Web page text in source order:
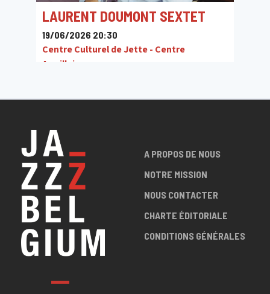
LAURENT DOUMONT SEXTET
19/06/2026 20:30
Centre Culturel de Jette - Centre
Armillaire
A PROPOS DE NOUS
NOTRE MISSION
NOUS CONTACTER
CHARTE ÉDITORIALE
CONDITIONS GÉNÉRALES